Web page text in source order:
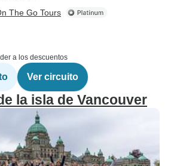
The Go Tours
a los descuentos
Ver circuito
la isla de Vancouver